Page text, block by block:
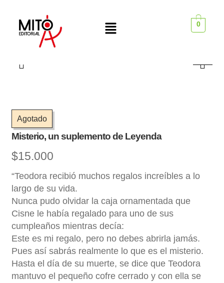
0
Agotado
Misterio, un suplemento de Leyenda
$15.000
“Teodora recibió muchos regalos increíbles a lo
largo de su vida.
Nunca pudo olvidar la caja ornamentada que
Cisne le había regalado para uno de sus
cumpleaños mientras decía:
Este es mi regalo, pero no debes abrirla jamás.
Pues así sabrás realmente lo que es el misterio.
Hasta el día de su muerte, se dice que Teodora
mantuvo el pequeño cofre cerrado y con ella se